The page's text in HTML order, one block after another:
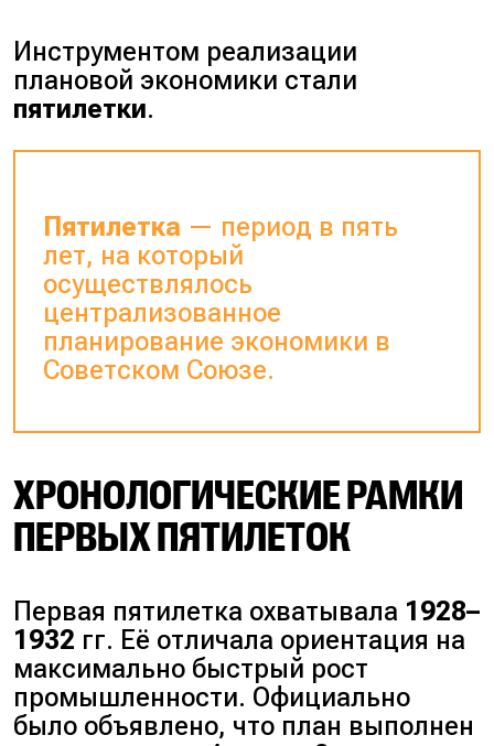
Инструментом реализации
плановой экономики стали
пятилетки.
Пятилетка — период в пять
лет, на который
осуществлялось
централизованное
планирование экономики в
Советском Союзе.
ХРОНОЛОГИЧЕСКИЕ РАМКИ
ПЕРВЫХ ПЯТИЛЕТОК
Первая пятилетка охватывала 1928–
1932 гг. Её отличала ориентация на
максимально быстрый рост
промышленности. Официально
было объявлено, что план выполнен